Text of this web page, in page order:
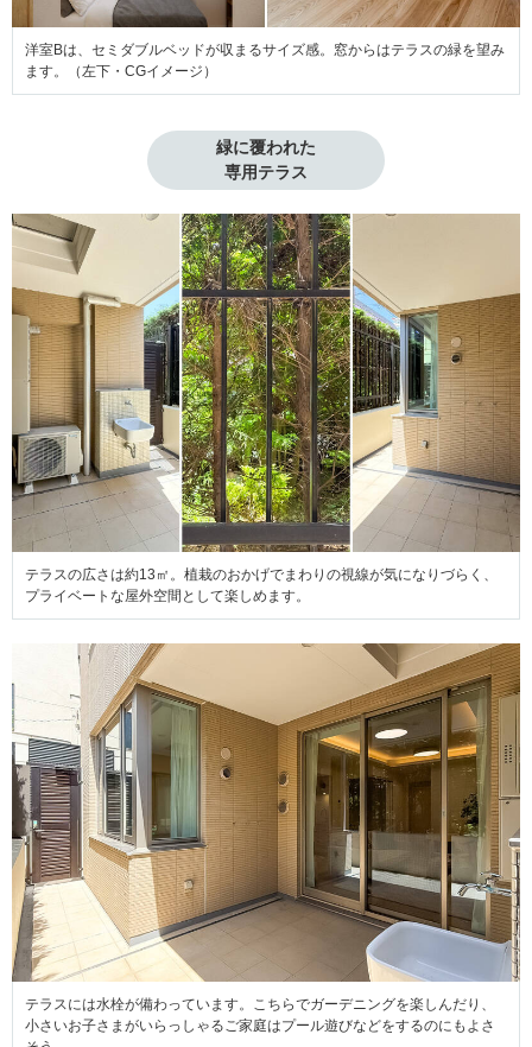
洋室Bは、セミダブルベッドが収まるサイズ感。窓からはテラスの緑を望み
ます。（左下・CGイメージ）
緑に覆われた
専用テラス
テラスの広さは約13㎡。植栽のおかげでまわりの視線が気になりづらく、
プライベートな屋外空間として楽しめます。
テラスには水栓が備わっています。こちらでガーデニングを楽しんだり、
小さいお子さまがいらっしゃるご家庭はプール遊びなどをするのにもよさ